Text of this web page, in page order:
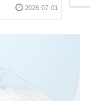
2026-07-01